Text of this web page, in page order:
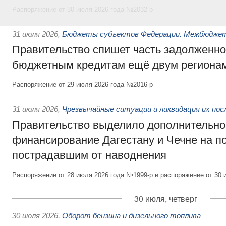
31 июля 2026, Бюджеты субъектов Федерации.
Правительство спишет часть
бюджетным кредитам ещё двум
Распоряжение от 29 июля 2026 года №2016-р
31 июля 2026, Чрезвычайные ситуации и ликвидация их
Правительство выделило
финансирование Дагестану и Чечне на
пострадавшим от наводнения
Распоряжение от 28 июля 2026 года №1999-р и распоряжение от
30 июля, четверг
30 июля 2026, Оборот бензина и дизельного топлива